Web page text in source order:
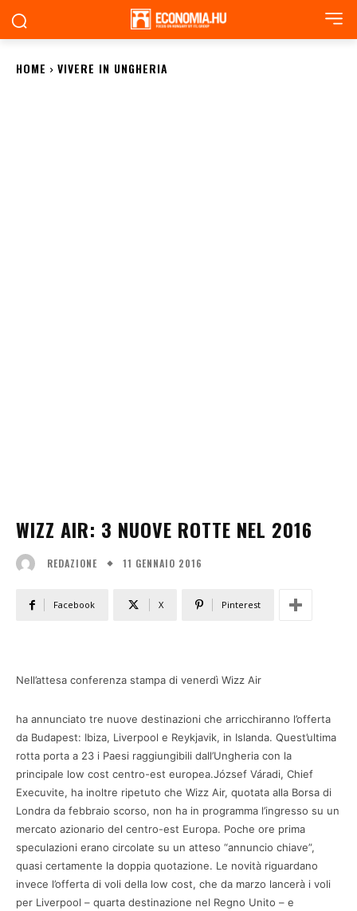
HOME VIVERE IN UNGHERIA
WIZZ AIR: 3 NUOVE ROTTE NEL 2016
REDAZIONE 11 GENNAIO 2016
Facebook X Pinterest
Nell’attesa conferenza stampa di venerdì Wizz Air
ha annunciato tre nuove destinazioni che arricchiranno l’offerta
da Budapest: Ibiza, Liverpool e Reykjavik, in Islanda. Quest’ultima
rotta porta a 23 i Paesi raggiungibili dall’Ungheria con la
principale low cost centro-est europea.József Váradi, Chief
Execuvite, ha inoltre ripetuto che Wizz Air, quotata alla Borsa di
Londra da febbraio scorso, non ha in programma l’ingresso su un
mercato azionario del centro-est Europa. Poche ore prima
speculazioni erano circolate su un atteso “annuncio chiave”,
quasi certamente la doppia quotazione. Le novità riguardano
invece l’offerta di voli della low cost, che da marzo lancerà i voli
per Liverpool – quarta destinazione nel Regno Unito – e